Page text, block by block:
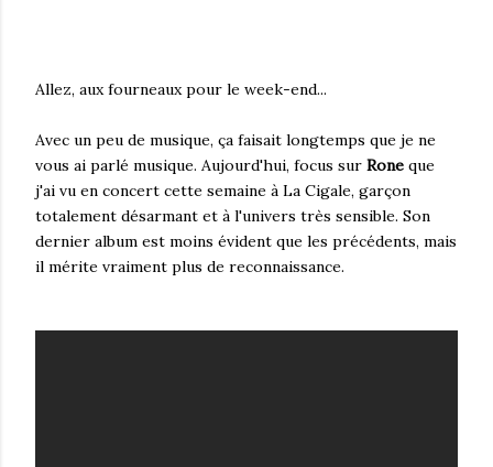
Allez, aux fourneaux pour le week-end...
Avec un peu de musique, ça faisait longtemps que je ne
vous ai parlé musique. Aujourd'hui, focus sur Rone que
j'ai vu en concert cette semaine à La Cigale, garçon
totalement désarmant et à l'univers très sensible. Son
dernier album est moins évident que les précédents, mais
il mérite vraiment plus de reconnaissance.